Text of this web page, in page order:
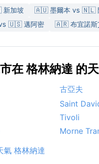
加坡 🇦🇺 墨爾本 vs 🇳🇱
🇺🇸 邁阿密
🇦🇷 布宜諾斯
在 格林納達 的
古亞夫
Saint
Tivoli
Morne
氣 格林納達